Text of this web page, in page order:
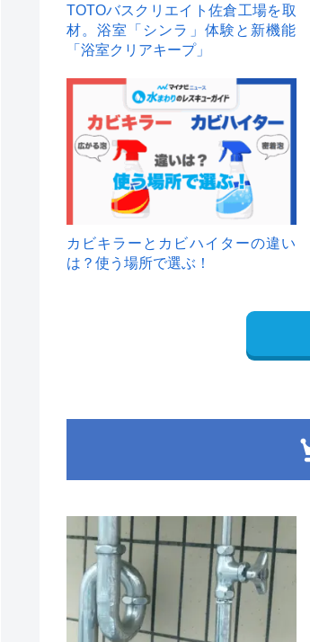
TOTOバスクリエイト佐倉工場を取
材。浴室「シンラ」体験と新機能
「浴室クリアキープ」
カビキラーとカビハイターの違い
は？使う場所で選ぶ！
1